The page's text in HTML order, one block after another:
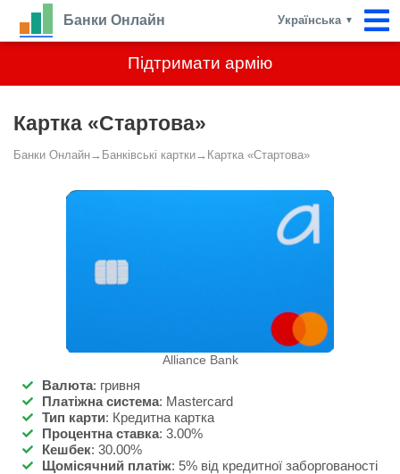
Підтримати армію
Банки Онлайн Українська ▼
Картка «Стартова»
Банки Онлайн→ Банківські картки→ Картка «Стартова»
Alliance Bank
Валюта: гривня
Платіжна система: Mastercard
Тип карти: Кредитна картка
Процентна ставка: 3.00%
Кешбек: 30.00%
Щомісячний платіж: 5% від кредитної заборгованості